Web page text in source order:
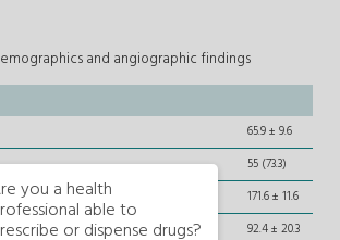
and angiographic findings
65.9 ± 9.6
55 (73.3)
171.6 ± 11.6
92.4 ± 20.3
you a health
able to
or dispense drugs?